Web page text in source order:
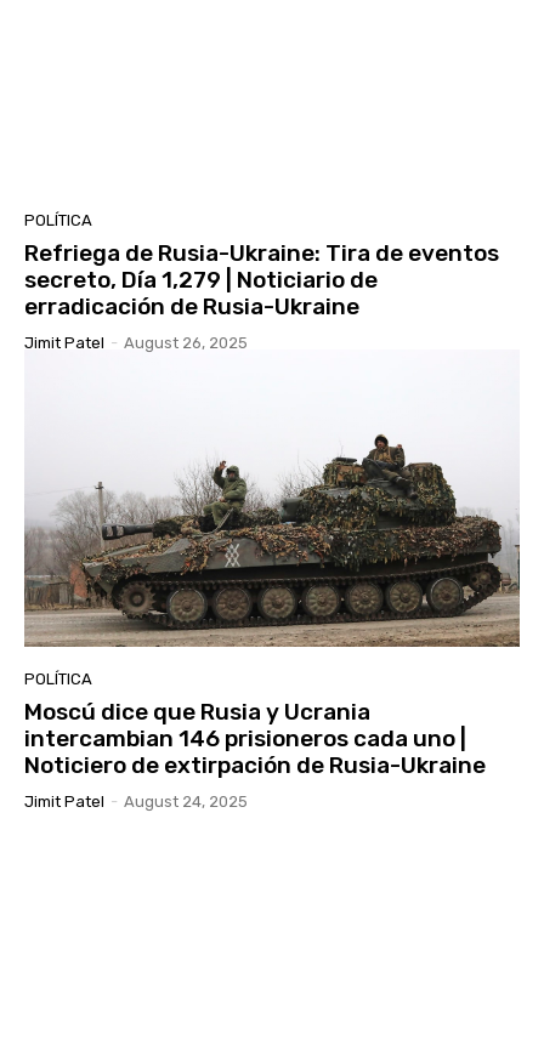
POLÍTICA
Refriega de Rusia-Ukraine: Tira de eventos
secreto, Día 1,279 | Noticiario de
erradicación de Rusia-Ukraine
Jimit Patel - August 26, 2025
POLÍTICA
Moscú dice que Rusia y Ucrania
intercambian 146 prisioneros cada uno |
Noticiero de extirpación de Rusia-Ukraine
Jimit Patel - August 24, 2025